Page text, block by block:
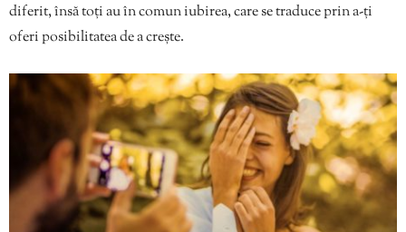
diferit, însă toți au în comun iubirea, care se traduce prin a-ți
oferi posibilitatea de a crește.